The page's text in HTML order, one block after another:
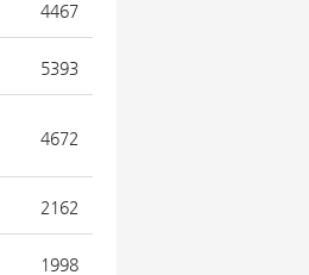
4467
5393
4672
2162
1998